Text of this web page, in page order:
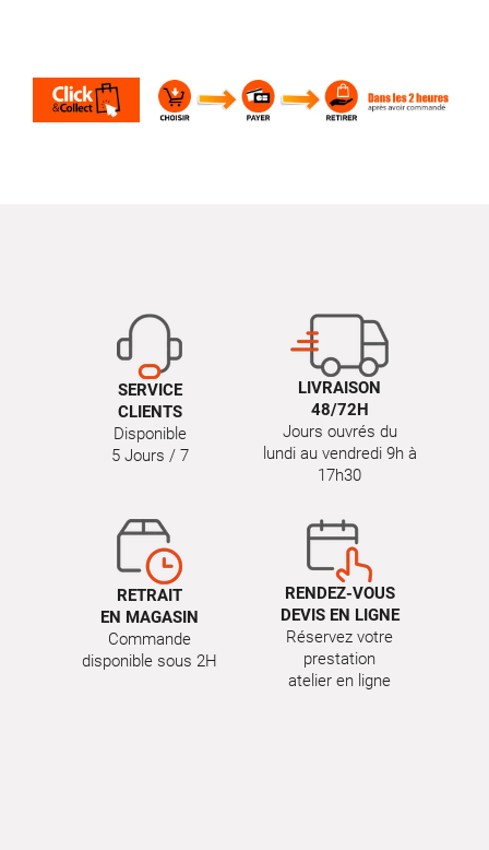
SERVICE
CLIENTS
Disponible
5 Jours / 7
LIVRAISON
48/72H
Jours ouvrés du
lundi au vendredi 9h à
17h30
RETRAIT
EN MAGASIN
Commande
disponible sous 2H
RENDEZ-VOUS
DEVIS EN LIGNE
Réservez votre
prestation
atelier en ligne